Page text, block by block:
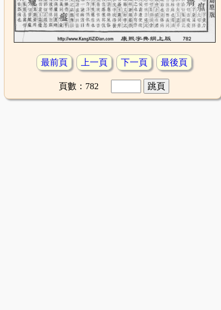
最前頁 上一頁 下一頁 最後頁
頁數：782